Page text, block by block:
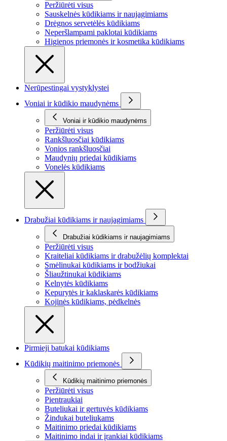
Peržiūrėti visus
Sauskelnės kūdikiams ir naujagimiams
Drėgnos servetėlės kūdikiams
Neperšlampami paklotai kūdikiams
Higienos priemonės ir kosmetika kūdikiams
Nerūpestingai vystyklystei
Voniai ir kūdikio maudynėms
Voniai ir kūdikio maudynėms
Peržiūrėti visus
Rankšluosčiai kūdikiams
Vonios rankšluosčiai
Maudynių priedai kūdikiams
Vonelės kūdikiams
Drabužiai kūdikiams ir naujagimiams
Drabužiai kūdikiams ir naujagimiams
Peržiūrėti visus
Kraiteliai kūdikiams ir drabužėlių komplektai
Smėlinukai kūdikiams ir bodžiukai
Šliaužtinukai kūdikiams
Kelnytės kūdikiams
Kepurytės ir kaklaskarės kūdikiams
Kojinės kūdikiams, pėdkelnės
Pirmieji batukai kūdikiams
Kūdikių maitinimo priemonės
Kūdikių maitinimo priemonės
Peržiūrėti visus
Pientraukiai
Buteliukai ir gertuvės kūdikiams
Žindukai buteliukams
Maitinimo priedai kūdikiams
Maitinimo indai ir įrankiai kūdikiams